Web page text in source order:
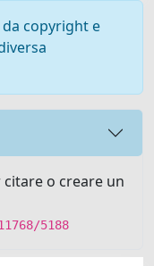
copyright e
o creare un
5188